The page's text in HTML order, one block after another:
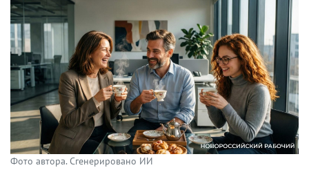
Фото автора. Сгенерировано ИИ